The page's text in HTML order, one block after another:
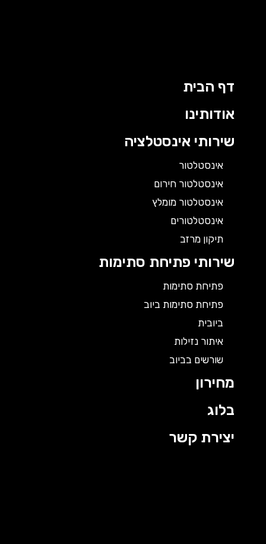
דף הבית
אודותינו
שירותי אינסטלציה
אינסטלטור
אינסטלטור חירום
אינסטלטור מומלץ
אינסטלטורים
תיקון מרזב
שירותי פתיחת סתימות
פתיחת סתימות
פתיחת סתימות ביוב
ביובית
איתור נזילות
שורשים בביוב
מחירון
בלוג
יצירת קשר